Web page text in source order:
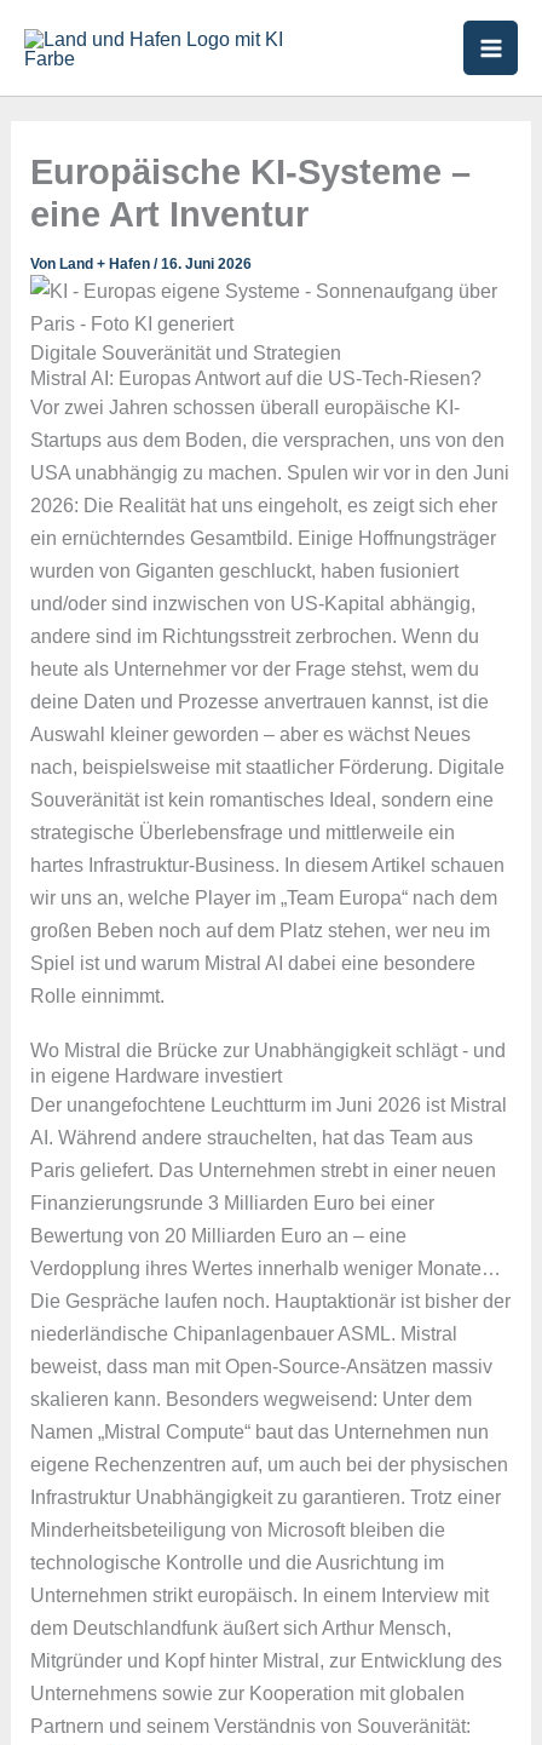
Inhalt
Europäische KI-Systeme –
eine Art Inventur
VonLand + Hafen/16. Juni 2026
Digitale Souveränität und Strategien
Mistral AI: Europas Antwort auf die US-Tech-Riesen?
Vor zwei Jahren schossen überall europäische KI-
Startups aus dem Boden, die versprachen, uns von den
USA unabhängig zu machen. Spulen wir vor in den Juni
2026: Die Realität hat uns eingeholt, es zeigt sich eher
ein ernüchterndes Gesamtbild. Einige Hoffnungsträger
wurden von Giganten geschluckt, haben fusioniert
und/oder sind inzwischen von US-Kapital abhängig,
andere sind im Richtungsstreit zerbrochen. Wenn du
heute als Unternehmer vor der Frage stehst, wem du
deine Daten und Prozesse anvertrauen kannst, ist die
Auswahl kleiner geworden – aber es wächst Neues
nach, beispielsweise mit staatlicher Förderung. Digitale
Souveränität ist kein romantisches Ideal, sondern eine
strategische Überlebensfrage und mittlerweile ein
hartes Infrastruktur-Business. In diesem Artikel schauen
wir uns an, welche Player im „Team Europa“ nach dem
großen Beben noch auf dem Platz stehen, wer neu im
Spiel ist und warum Mistral AI dabei eine besondere
Rolle einnimmt.
Wo Mistral die Brücke zur Unabhängigkeit schlägt - und
in eigene Hardware investiert
Der unangefochtene Leuchtturm im Juni 2026 ist Mistral
AI. Während andere strauchelten, hat das Team aus
Paris geliefert. Das Unternehmen strebt in einer neuen
Finanzierungsrunde 3 Milliarden Euro bei einer
Bewertung von 20 Milliarden Euro an – eine
Verdopplung ihres Wertes innerhalb weniger Monate…
Die Gespräche laufen noch. Hauptaktionär ist bisher der
niederländische Chipanlagenbauer ASML. Mistral
beweist, dass man mit Open-Source-Ansätzen massiv
skalieren kann. Besonders wegweisend: Unter dem
Namen „Mistral Compute“ baut das Unternehmen nun
eigene Rechenzentren auf, um auch bei der physischen
Infrastruktur Unabhängigkeit zu garantieren. Trotz einer
Minderheitsbeteiligung von Microsoft bleiben die
technologische Kontrolle und die Ausrichtung im
Unternehmen strikt europäisch. In einem Interview mit
dem Deutschlandfunk äußert sich Arthur Mensch,
Mitgründer und Kopf hinter Mistral, zur Entwicklung des
Unternehmens sowie zur Kooperation mit globalen
Partnern und seinem Verständnis von Souveränität: